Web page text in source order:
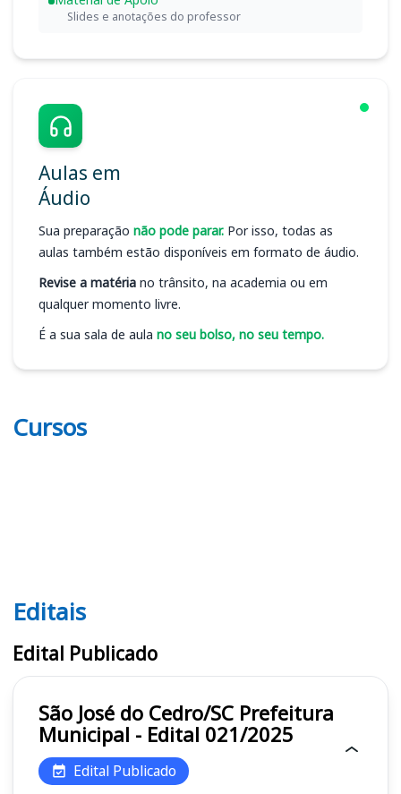
Slides e anotações do professor
Aulas em
Áudio
Sua preparação não pode parar. Por isso, todas as
aulas também estão disponíveis em formato de áudio.
Revise a matéria no trânsito, na academia ou em
qualquer momento livre.
É a sua sala de aula no seu bolso, no seu tempo.
Cursos
Editais
Editais
Edital Publicado
São José do Cedro/SC Prefeitura
Municipal - Edital 021/2025
Edital Publicado